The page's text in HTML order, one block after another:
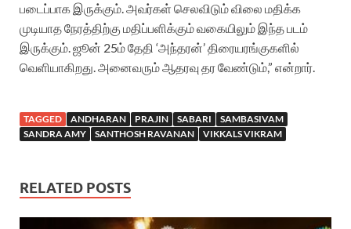
படைப்பாக இருக்கும். அவர்கள் செலவிடும் விலை மதிக்க
முடியாத நேரத்திற்கு மதிப்பளிக்கும் வகையிலும் இந்த படம்
இருக்கும். ஜூன் 25ம் தேதி ‘அந்தரன்’ திரையரங்குகளில்
வெளியாகிறது. அனைவரும் ஆதரவு தர வேண்டும்,” என்றார்.
TAGGED ANDHARAN PRAJIN SABARI
SAMBASIVAM
SANDRA AMY
SANTHOSH RAVANAN VIKKALS VIKRAM
RELATED POSTS